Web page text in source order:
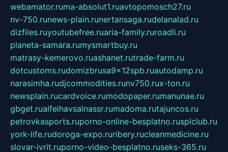
webamator.ruma-absolut1.ruavtopomosch27.ru
nv-750.runews-plain.runertansaga.rudelanalad.ru
dizfiles.ruyoutubefree.ruaria-family.ruroadli.ru
planeta-samara.rumysmartbuy.ru
matrasy-kemerovo.ruashanet.rutrade-farm.ru
dotcustoms.rudomizbrusa9x12spb.ruautodamp.ru
narasimha.rudjcommodities.runv750.rux-ton.ru
newsplain.rucardvoice.rumodopaper.rumanunae.ru
gbget.rualfeihavsalnassr.rumadoma.rutajuncos.ru
petrovkasports.ruporno-online-besplatno.rusplclub.ru
york-life.rudoroga-expo.ruribery.rucleanmedicine.ru
slovar-ivrit.ruporno-video-besplatno.ruseks-365.ru